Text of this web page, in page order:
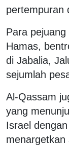
pertempuran
Para
Hamas,
di Jabalia,
sejumlah
Al-Qassam
yang
Israel